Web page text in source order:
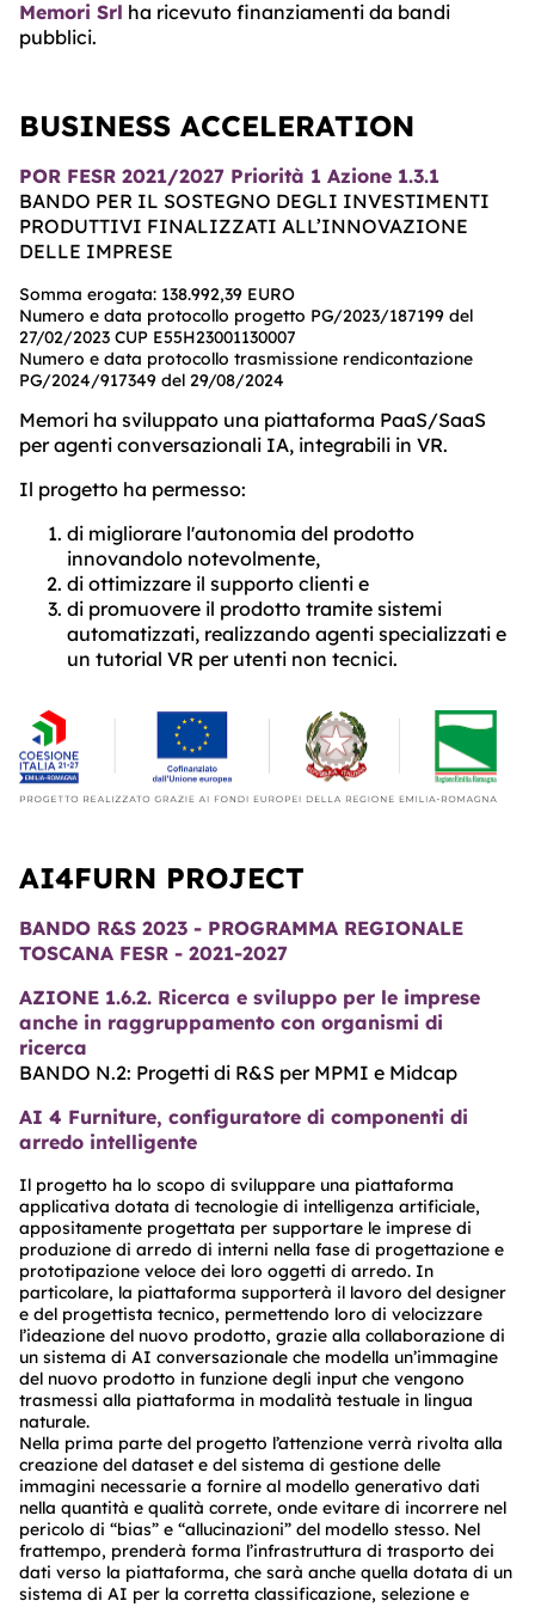
ABOUT
CENTER
Memori Srl ha ricevuto finanziamenti da bandi
pubblici.
BUSINESS ACCELERATION
POR FESR 2021/2027 Priorità 1 Azione 1.3.1
BANDO PER IL SOSTEGNO DEGLI INVESTIMENTI
PRODUTTIVI FINALIZZATI ALL’INNOVAZIONE
DELLE IMPRESE
Somma erogata: 138.992,39 EURO
Numero e data protocollo progetto PG/2023/187199 del
27/02/2023 CUP E55H23001130007
Numero e data protocollo trasmissione rendicontazione
PG/2024/917349 del 29/08/2024
Memori ha sviluppato una piattaforma PaaS/SaaS
per agenti conversazionali IA, integrabili in VR.
Il progetto ha permesso:
di migliorare l'autonomia del prodotto
innovandolo notevolmente,
di ottimizzare il supporto clienti e
di promuovere il prodotto tramite sistemi
automatizzati, realizzando agenti specializzati e
un tutorial VR per utenti non tecnici.
AI4FURN PROJECT
BANDO R&S 2023 - PROGRAMMA REGIONALE
TOSCANA FESR - 2021-2027
AZIONE 1.6.2. Ricerca e sviluppo per le imprese
anche in raggruppamento con organismi di
ricerca
BANDO N.2: Progetti di R&S per MPMI e Midcap
AI 4 Furniture, configuratore di componenti di
arredo intelligente
Il progetto ha lo scopo di sviluppare una piattaforma
applicativa dotata di tecnologie di intelligenza artificiale,
appositamente progettata per supportare le imprese di
produzione di arredo di interni nella fase di progettazione e
prototipazione veloce dei loro oggetti di arredo. In
particolare, la piattaforma supporterà il lavoro del designer
e del progettista tecnico, permettendo loro di velocizzare
l’ideazione del nuovo prodotto, grazie alla collaborazione di
un sistema di AI conversazionale che modella un’immagine
del nuovo prodotto in funzione degli input che vengono
trasmessi alla piattaforma in modalità testuale in lingua
naturale.
Nella prima parte del progetto l’attenzione verrà rivolta alla
creazione del dataset e del sistema di gestione delle
immagini necessarie a fornire al modello generativo dati
nella quantità e qualità correte, onde evitare di incorrere nel
pericolo di “bias” e “allucinazioni” del modello stesso. Nel
frattempo, prenderà forma l’infrastruttura di trasporto dei
dati verso la piattaforma, che sarà anche quella dotata di un
sistema di AI per la corretta classificazione, selezione e